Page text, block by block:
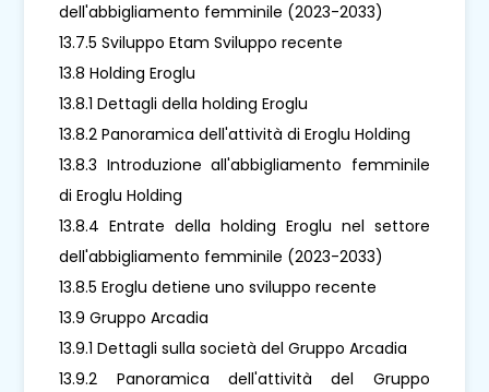
dell'abbigliamento femminile (2023-2033)
13.7.5 Sviluppo Etam Sviluppo recente
13.8 Holding Eroglu
13.8.1 Dettagli della holding Eroglu
13.8.2 Panoramica dell'attività di Eroglu Holding
13.8.3 Introduzione all'abbigliamento femminile
di Eroglu Holding
13.8.4 Entrate della holding Eroglu nel settore
dell'abbigliamento femminile (2023-2033)
13.8.5 Eroglu detiene uno sviluppo recente
13.9 Gruppo Arcadia
13.9.1 Dettagli sulla società del Gruppo Arcadia
13.9.2 Panoramica dell'attività del Gruppo